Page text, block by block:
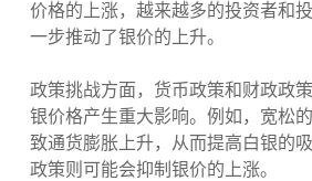
价格的上涨，越来越多的投资者和
一步推动了银价的上升。
政策挑战方面，货币政策和财政政
银价格产生重大影响。例如，宽松
致通货膨胀上升，从而提高白银的
政策则可能会抑制银价的上涨。